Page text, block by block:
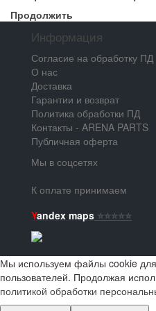
Продолжить
Информация
Согласие на обработку ПД
О нас
Доставка
Гарантии и возврат
Политика обработки ПД
Контакты - ARENA PARTS
Публичная оферта
Мы в соцсетях
К оплате принимаем
Yandex maps ⭐️⭐️⭐️⭐️⭐️
Мы используем файлы cookie
пользователей. Продолжая
политикой обработки